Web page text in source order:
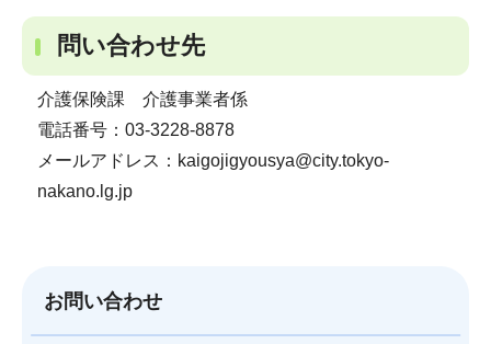
問い合わせ先
介護保険課 介護事業者係
電話番号：03-3228-8878
メールアドレス：kaigojigyousya@city.tokyo-
nakano.lg.jp
お問い合わせ